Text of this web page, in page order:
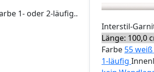
1- oder 2-läufig..
Interstil-
Länge: 100,0
Farbe 55
1-läufig